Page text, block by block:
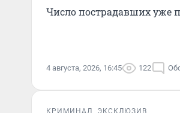
Число пострадавших уже
4 августа, 2026, 16:45 122
КРИМИНАЛ ЭКСКЛЮЗИВ